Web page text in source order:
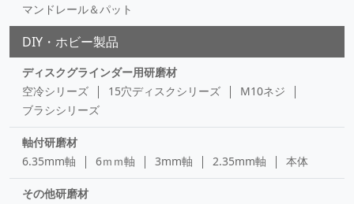
マンドレール＆パット
DIY・ホビー製品
ディスクグラインダー用研磨材
空冷シリーズ
15穴ディスクシリーズ
M10ネジ
ブラシシリーズ
軸付研磨材
6.35mm軸
6ｍｍ軸 3mm軸 2.35mm軸 本体
その他研磨材